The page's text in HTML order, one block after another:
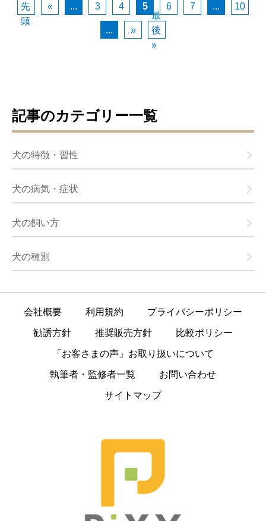
先
頭
« ... 3 4 5 6 7 ... 10
... »
最
後
»
記事のカテゴリー一覧
犬の特徴・習性
犬の病気・症状
犬の飼い方
犬の種別
会社概要 利用規約 プライバシーポリシー
勧誘方針 推奨販売方針 比較ポリシー
「お客さまの声」お取り扱いについて
執筆者・監修者一覧 お問い合わせ
サイトマップ